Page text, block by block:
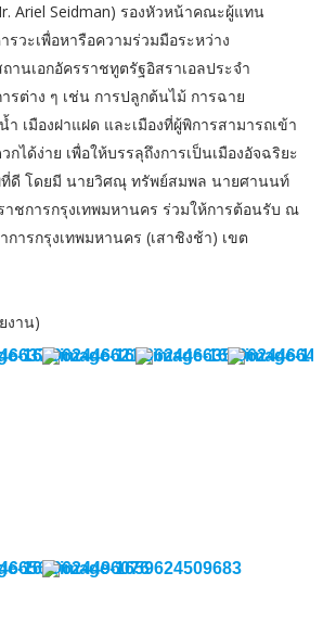
Ariel Seidman) รองหัวหน้าคณะผู้แทน
รวะเพื่อหารือความร่วมมือระหว่าง
านเอกอัครราชทูตรัฐอิสราเอลประจำ
รต่าง ๆ เช่น การปลูกต้นไม้ การฉาย
เมืองฝาแฝด และเมืองที่ผู้พิการสามารถเข้า
ได้ง่าย เพื่อให้บรรลุถึงการเป็นเมืองอัจฉริยะ
ดี โดยมี นายวิศณุ ทรัพย์สมพล นายศานนท์
าชการกรุงเทพมหานคร ร่วมให้การต้อนรับ ณ
ารกรุงเทพมหานคร (เสาชิงช้า) เขต
งาน)